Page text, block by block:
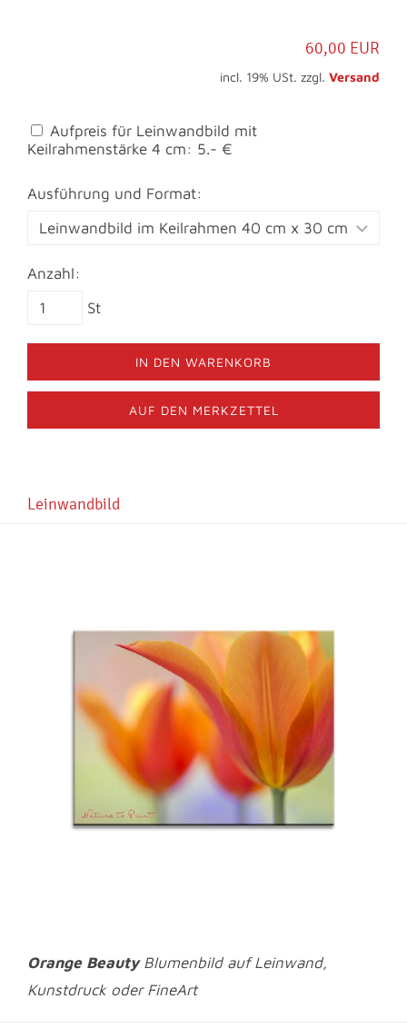
60,00 EUR
incl. 19% USt. zzgl. Versand
Aufpreis für Leinwandbild mit
Keilrahmenstärke 4 cm: 5.- €
Ausführung und Format:
Anzahl:
St
IN DEN WARENKORB
AUF DEN MERKZETTEL
Leinwandbild
Orange BeautyBlumenbild auf Leinwand,
Kunstdruck oder FineArt